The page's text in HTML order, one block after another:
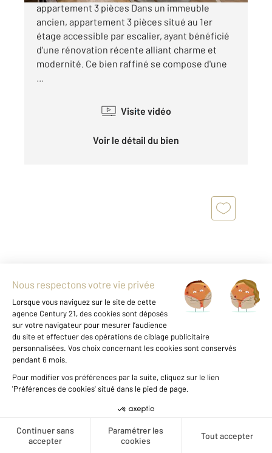
Créer une alerte
appartement 3 pièces Dans un immeuble
ancien, appartement 3 pièces situé au 1er
étage accessible par escalier, ayant bénéficié
d'une rénovation récente alliant charme et
modernité. Ce bien raffiné se compose d'une
Visite vidéo
Voir le détail du bien
PARIS 75006
44 m2, 2 pièces
Ref : 596
815 000 €
Paris 6ème : Rue du Dragon, adresse prisée
entre le boulevard Saint-Germain et Le Bon